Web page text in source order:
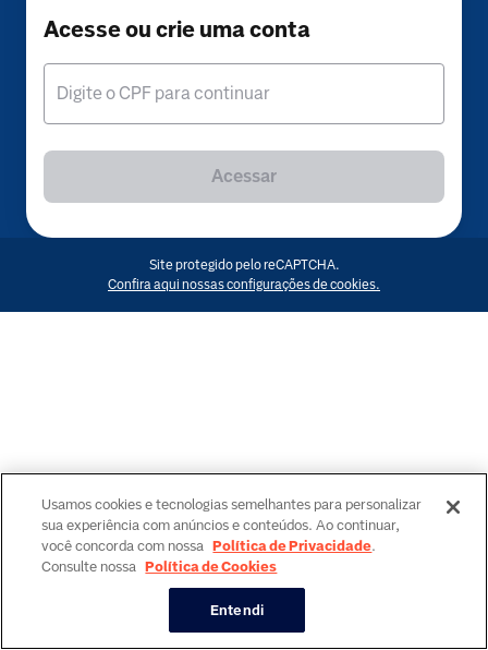
Acesse ou crie uma conta
Digite o CPF para continuar
Acessar
Site protegido pelo reCAPTCHA.
Confira aqui nossas configurações de cookies.
Usamos cookies e tecnologias semelhantes para personalizar
sua experiência com anúncios e conteúdos. Ao continuar,
você concorda com nossa Política de Privacidade.
Consulte nossa Política de Cookies
Entendi